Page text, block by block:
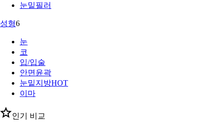
눈밑필러
성형6
눈
코
입/입술
안면윤곽
눈밑지방HOT
이마
인기 비교